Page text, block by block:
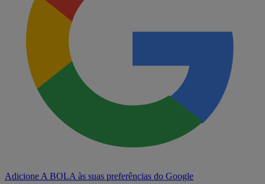
Adicione A BOLA às suas preferências do Google